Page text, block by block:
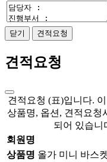
닫기 견적요청
견적요청
견적요청 (표)입니다.
상품명, 옵션, 견적요청
되어 있습니
회원명
상품명 올가 미니 바스